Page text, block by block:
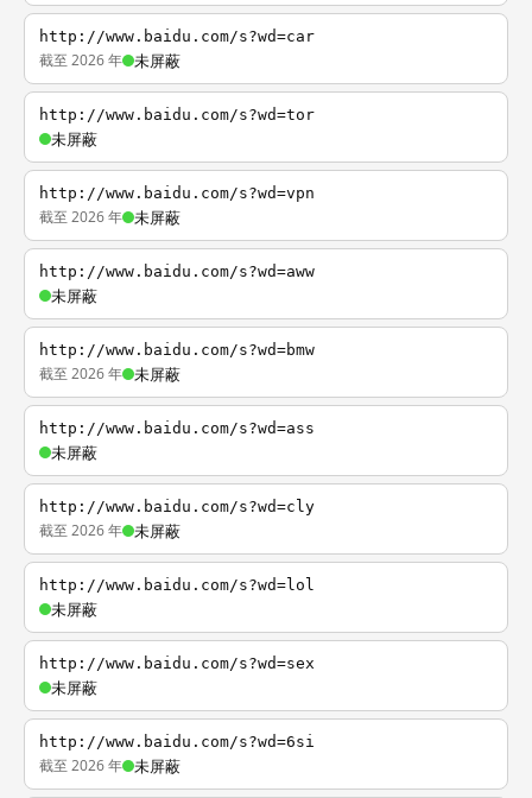
http://www.baidu.com/s?wd=car
截至 2026 年 未屏蔽
http://www.baidu.com/s?wd=tor
未屏蔽
http://www.baidu.com/s?wd=vpn
截至 2026 年 未屏蔽
http://www.baidu.com/s?wd=aww
未屏蔽
http://www.baidu.com/s?wd=bmw
截至 2026 年 未屏蔽
http://www.baidu.com/s?wd=ass
未屏蔽
http://www.baidu.com/s?wd=cly
截至 2026 年 未屏蔽
http://www.baidu.com/s?wd=lol
未屏蔽
http://www.baidu.com/s?wd=sex
未屏蔽
http://www.baidu.com/s?wd=6si
截至 2026 年 未屏蔽